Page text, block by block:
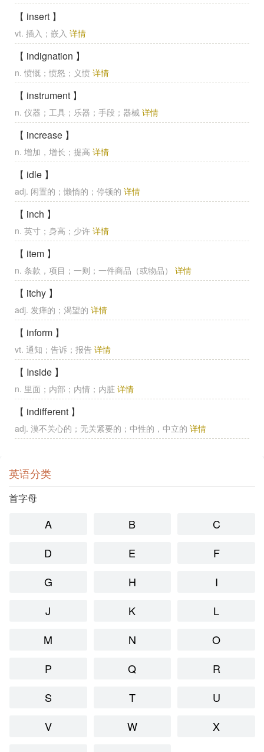
英语分类
首字母
A B
C
D
E
F
G
H
I
J
K
L
M
N
O
P
Q
R
S
T
U
V
W
X
【 insert 】
vt. 插入；嵌入 详情
【 indignation 】
n. 愤慨；愤怒；义愤 详情
【 instrument 】
n. 仪器；工具；乐器；手段；器械 详情
【 increase 】
n. 增加，增长；提高 详情
【 idle 】
adj. 闲置的；懒惰的；停顿的 详情
【 inch 】
n. 英寸；身高；少许 详情
【 item 】
n. 条款，项目；一则；一件商品（或物品） 详情
【 itchy 】
adj. 发痒的；渴望的 详情
【 inform 】
vt. 通知；告诉；报告 详情
【 Inside 】
n. 里面；内部；内情；内脏 详情
【 indifferent 】
adj. 漠不关心的；无关紧要的；中性的，中立的 详情